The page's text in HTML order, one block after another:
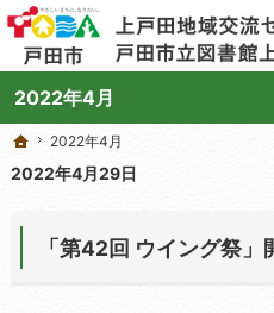
2022年4月
学びと交流のプラットフォーム。地域の講座や施
上戸田地域交流センターや戸田市立図書館上戸田
ホーム
2022年4月
2022年4月29日
「第42回 ウイング祭
ホーム
2022年4月